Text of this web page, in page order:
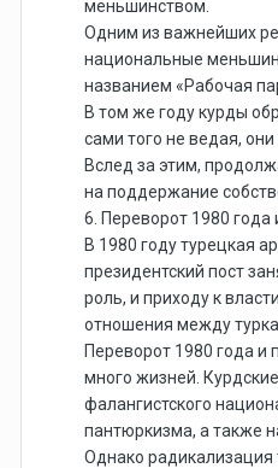
меньшинством.
Одним из важнейших
национальные
названием «Рабочая
В том же году курды
сами того не ведая,
Вслед за этим,
на поддержание
6. Переворот 1980 года
В 1980 году турецкая
президентский пост
роль, и приходу к
отношения между
Переворот 1980 года и
много жизней.
фалангистского
пантюркизма, а также
Однако радикализация